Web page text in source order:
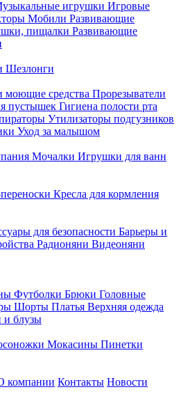
игрушки Игровые
Мобили Развивающие
пищалки Развивающие
Шезлонги
моющие средства Прорезыватели
пустышек Гигиена полости рта
Утилизаторы подгузников
Уход за малышом
Мочалки Игрушки для ванн
Кресла для кормления
для безопасности Барьеры и
Радионяни Видеоняни
Футболки Брюки Головные
Шорты Платья Верхняя одежда
и блузы
Мокасины Пинетки
компании Контакты Новости